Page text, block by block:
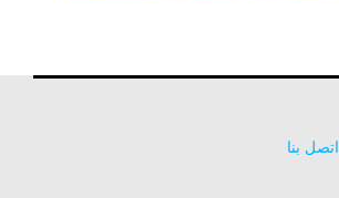
اتصل بنا